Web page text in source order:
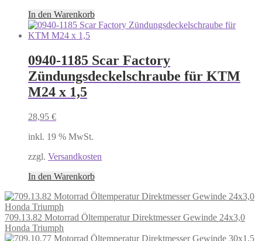
In den Warenkorb
0940-1185 Scar Factory
Zündungsdeckelschraube für KTM
M24 x 1,5
28,95 €
inkl. 19 % MwSt.
zzgl. Versandkosten
In den Warenkorb
709.13.82 Motorrad Öltemperatur Direktmesser Gewinde 24x3,0
Honda Triumph